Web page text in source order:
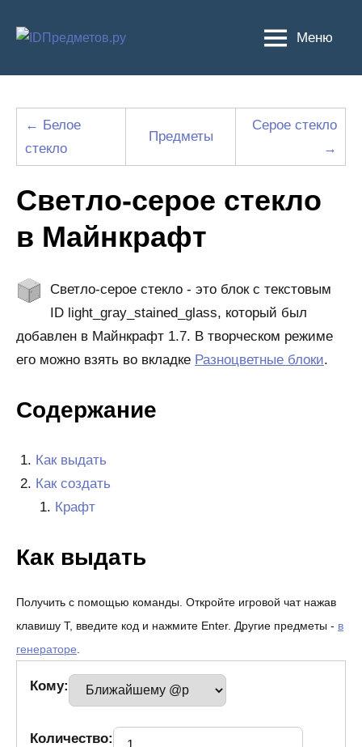
Меню
← Белое
стекло
Предметы
Серое стекло
→
Светло-серое стекло
в Майнкрафт
Светло-серое стекло - это блок с текстовым
ID light_gray_stained_glass, который был
добавлен в Майнкрафт 1.7. В творческом режиме
его можно взять во вкладке Разноцветные блоки.
Содержание
Как выдать
Как создать
Крафт
Как выдать
Получить с помощью команды. Откройте игровой чат нажав
клавишу T, введите код и нажмите Enter. Другие предметы - в
генераторе.
Кому:
Количество: